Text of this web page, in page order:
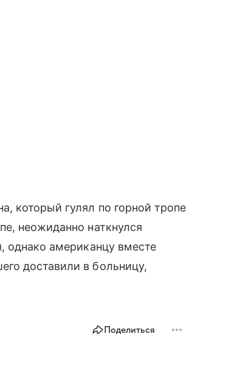
который гулял по горной тропе
неожиданно наткнулся
однако американцу вместе
доставили в больницу,
Поделиться